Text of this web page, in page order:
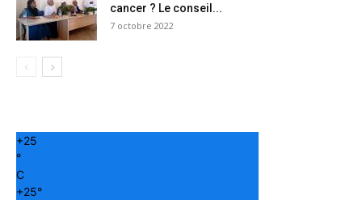
cancer ? Le conseil...
7 octobre 2022
+25
°
C
+25°